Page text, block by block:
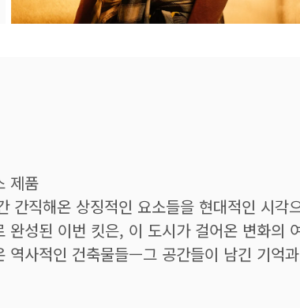
제품
간직해온 상징적인 요소들을 현대적인 시각
완성된 이번 킷은, 이 도시가 걸어온 변화의
역사적인 건축물들—그 공간들이 남긴 기억